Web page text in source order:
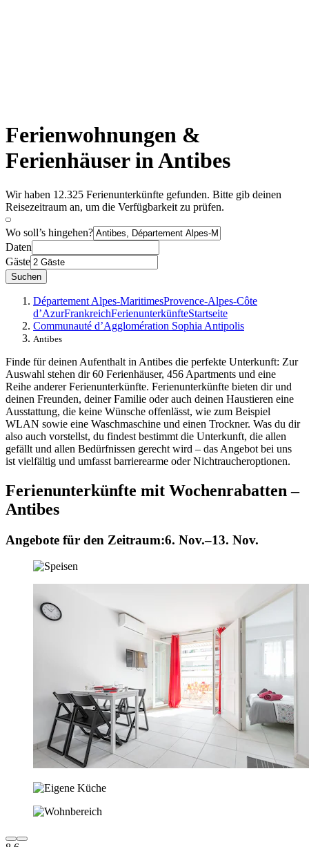
Ferienwohnungen &
Ferienhäuser in Antibes
Wir haben 12.325 Ferienunterkünfte gefunden. Bitte gib deinen
Reisezeitraum an, um die Verfügbarkeit zu prüfen.
Wo soll’s hingehen?
Daten
Gäste
Suchen
Département Alpes-MaritimesProvence-Alpes-Côte
d’AzurFrankreichFerienunterkünfteStartseite
Communauté d’Agglomération Sophia Antipolis
Antibes
Finde für deinen Aufenthalt in Antibes die perfekte Unterkunft: Zur
Auswahl stehen dir 60 Ferienhäuser, 456 Apartments und eine
Reihe anderer Ferienunterkünfte. Ferienunterkünfte bieten dir und
deinen Freunden, deiner Familie oder auch deinen Haustieren eine
Ausstattung, die keine Wünsche offenlässt, wie zum Beispiel
WLAN sowie eine Waschmaschine und einen Trockner. Was du dir
also auch vorstellst, du findest bestimmt die Unterkunft, die allen
gefällt und allen Bedürfnissen gerecht wird – das Angebot bei uns
ist vielfältig und umfasst barrierearme oder Nichtraucheroptionen.
Ferienunterkünfte mit Wochenrabatten –
Antibes
Angebote für den Zeitraum:6. Nov.–13. Nov.